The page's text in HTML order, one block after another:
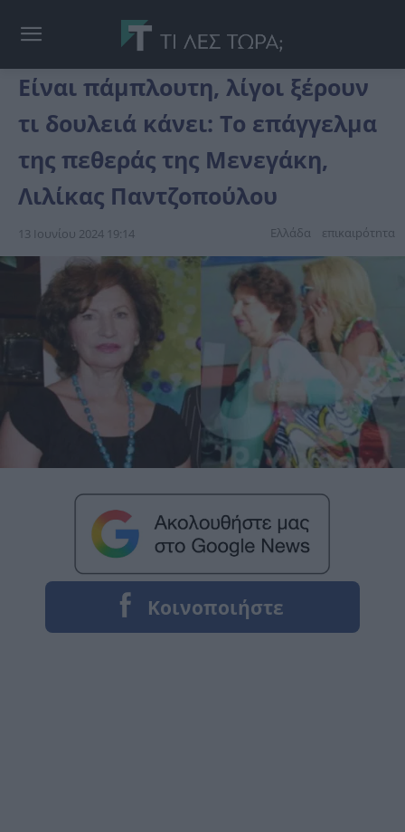
Είναι πάμπλουτη, λίγοι ξέρουν
τι δουλειά κάνει: Το επάγγελμα
της πεθεράς της Μενεγάκη,
Λιλίκας Παντζοπούλου
13 Ιουνίου 2024 19:14 Ελλάδα επικαιpότnτα